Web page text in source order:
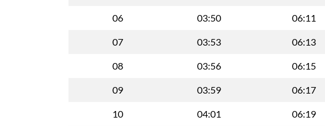
06 03:50 06:11
07 03:53 06:13
08 03:56 06:15
09 03:59 06:17
10 04:01 06:19